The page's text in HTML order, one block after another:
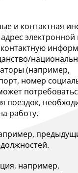
и контактная
электронной
(например,
номер
поездок,
работу.
например,